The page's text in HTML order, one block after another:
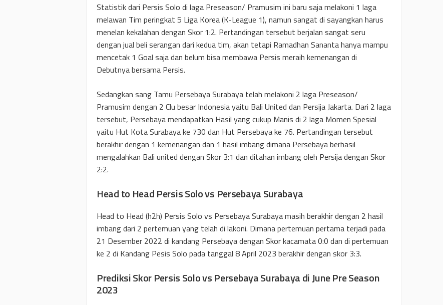
Statistik dari Persis Solo di laga Preseason/ Pramusim ini baru saja melakoni 1 laga
melawan Tim peringkat 5 Liga Korea (K-League 1), namun sangat di sayangkan harus
menelan kekalahan dengan Skor 1:2. Pertandingan tersebut berjalan sangat seru
dengan jual beli serangan dari kedua tim, akan tetapi Ramadhan Sananta hanya mampu
mencetak 1 Goal saja dan belum bisa membawa Persis meraih kemenangan di
Debutnya bersama Persis.
Sedangkan sang Tamu Persebaya Surabaya telah melakoni 2 laga Preseason/
Pramusim dengan 2 Clu besar Indonesia yaitu Bali United dan Persija Jakarta. Dari 2 laga
tersebut, Persebaya mendapatkan Hasil yang cukup Manis di 2 laga Momen Spesial
yaitu Hut Kota Surabaya ke 730 dan Hut Persebaya ke 76. Pertandingan tersebut
berakhir dengan 1 kemenangan dan 1 hasil imbang dimana Persebaya berhasil
mengalahkan Bali united dengan Skor 3:1 dan ditahan imbang oleh Persija dengan Skor
2:2.
Head to Head Persis Solo vs Persebaya Surabaya
Head to Head (h2h) Persis Solo vs Persebaya Surabaya masih berakhir dengan 2 hasil
imbang dari 2 pertemuan yang telah di lakoni. Dimana pertemuan pertama terjadi pada
21 Desember 2022 di kandang Persebaya dengan Skor kacamata 0:0 dan di pertemuan
ke 2 di Kandang Pesis Solo pada tanggal 8 April 2023 berakhir dengan skor 3:3.
Prediksi Skor Persis Solo vs Persebaya Surabaya di June Pre Season
2023